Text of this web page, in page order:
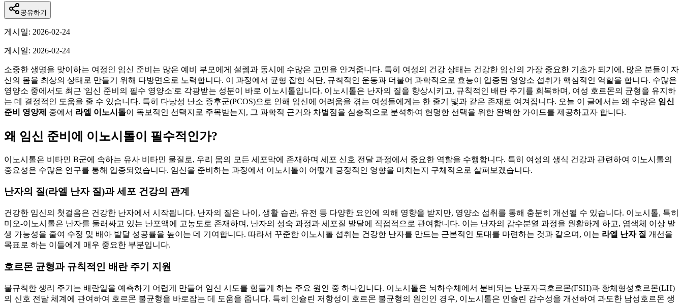
공유하기
게시일: 2026-02-24
게시일: 2026-02-24
소중한 생명을 맞이하는 여정인 임신 준비는 많은 예비 부모에게 설렘과 동시에 수많은 고민을 안겨줍니다. 특히 여성의 건강 상태는 건강한 임신의 가장 중요한 기초가 되기에, 많은 분들이 자
신의 몸을 최상의 상태로 만들기 위해 다방면으로 노력합니다. 이 과정에서 균형 잡힌 식단, 규칙적인 운동과 더불어 과학적으로 효능이 입증된 영양소 섭취가 핵심적인 역할을 합니다. 수많은
영양소 중에서도 최근 '임신 준비의 필수 영양소'로 각광받는 성분이 바로 이노시톨입니다. 이노시톨은 난자의 질을 향상시키고, 규칙적인 배란 주기를 회복하며, 여성 호르몬의 균형을 유지하
는 데 결정적인 도움을 줄 수 있습니다. 특히 다낭성 난소 증후군(PCOS)으로 인해 임신에 어려움을 겪는 여성들에게는 한 줄기 빛과 같은 존재로 여겨집니다. 오늘 이 글에서는 왜 수많은 임신
준비 영양제
중에서 라엘 이노시톨이 독보적인 선택지로 주목받는지, 그 과학적 근거와 차별점을 심층적으로 분석하여 현명한 선택을 위한 완벽한 가이드를 제공하고자 합니다.
왜 임신 준비에 이노시톨이 필수적인가?
이노시톨은 비타민 B군에 속하는 유사 비타민 물질로, 우리 몸의 모든 세포막에 존재하며 세포 신호 전달 과정에서 중요한 역할을 수행합니다. 특히 여성의 생식 건강과 관련하여 이노시톨의
중요성은 수많은 연구를 통해 입증되었습니다. 임신을 준비하는 과정에서 이노시톨이 어떻게 긍정적인 영향을 미치는지 구체적으로 살펴보겠습니다.
난자의 질(라엘 난자 질)과 세포 건강의 관계
건강한 임신의 첫걸음은 건강한 난자에서 시작됩니다. 난자의 질은 나이, 생활 습관, 유전 등 다양한 요인에 의해 영향을 받지만, 영양소 섭취를 통해 충분히 개선될 수 있습니다. 이노시톨, 특히
미오-이노시톨은 난자를 둘러싸고 있는 난포액에 고농도로 존재하며, 난자의 성숙 과정과 세포질 발달에 직접적으로 관여합니다. 이는 난자의 감수분열 과정을 원활하게 하고, 염색체 이상 발
생 가능성을 줄여 수정 및 배아 발달 성공률을 높이는 데 기여합니다. 따라서 꾸준한 이노시톨 섭취는 건강한 난자를 만드는 근본적인 토대를 마련하는 것과 같으며, 이는 라엘 난자 질 개선을
목표로 하는 이들에게 매우 중요한 부분입니다.
호르몬 균형과 규칙적인 배란 주기 지원
불규칙한 생리 주기는 배란일을 예측하기 어렵게 만들어 임신 시도를 힘들게 하는 주요 원인 중 하나입니다. 이노시톨은 뇌하수체에서 분비되는 난포자극호르몬(FSH)과 황체형성호르몬(LH)
의 신호 전달 체계에 관여하여 호르몬 불균형을 바로잡는 데 도움을 줍니다. 특히 인슐린 저항성이 호르몬 불균형의 원인인 경우, 이노시톨은 인슐린 감수성을 개선하여 과도한 남성호르몬 생